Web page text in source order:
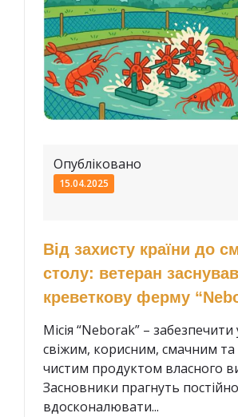
Опубліковано
15.04.2025
Від захисту країни до
столу: ветеран заснував
креветкову ферму
Місія “Neborak” – забезпечити
свіжим, корисним, смачним та
чистим продуктом власного
Засновники прагнуть постійно
вдосконалювати...